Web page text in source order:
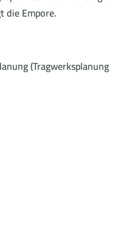
die Empore.
(Tragwerksplanung